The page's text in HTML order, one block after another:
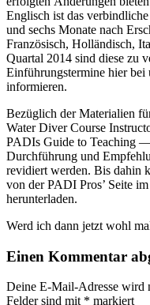
Englisch ist das
und sechs Monate nach
Französisch, Holländisch,
Quartal 2014 sind diese zu
Einführungstermine hier
informieren.
Bezüglich der Materialien
Water Diver Course
PADIs Guide to Teaching
Durchführung und
revidiert werden. Bis dahin
von der PADI Pros’ Seite
herunterladen.
Werd ich dann jetzt wohl
Einen Kommentar
Deine E-Mail-Adresse wird
Felder sind mit * markiert